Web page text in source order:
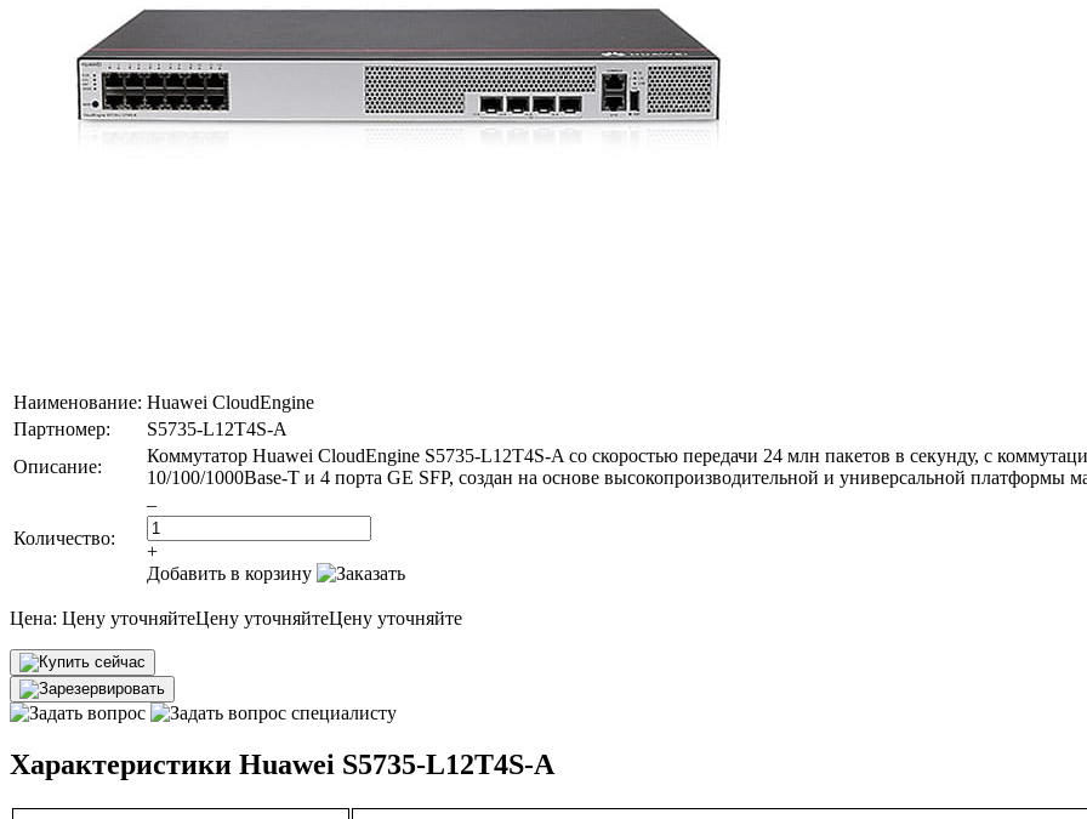
Наименование: Huawei CloudEngine
Партномер:
S5735-L12T4S-A
Описание:
Коммутатор Huawei CloudEngine S5735-L12T4S-A со скоростью передачи 24 млн пакетов в секунду, с
10/100/1000Base-T и 4 порта GE SFP, создан на основе высокопроизводительной и универсальной платформы
Количество:
–
+
Добавить в корзину
Цена: Цену уточняйтеЦену уточняйтеЦену уточняйте
Характеристики Huawei S5735-L12T4S-A